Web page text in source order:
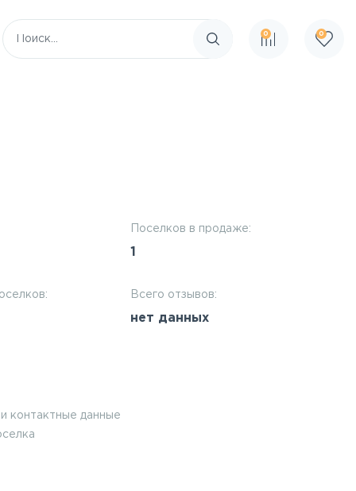
Поиск по сайту
0 0
Поселков в продаже:
1
Всего отзывов:
нет данных
контактные данные